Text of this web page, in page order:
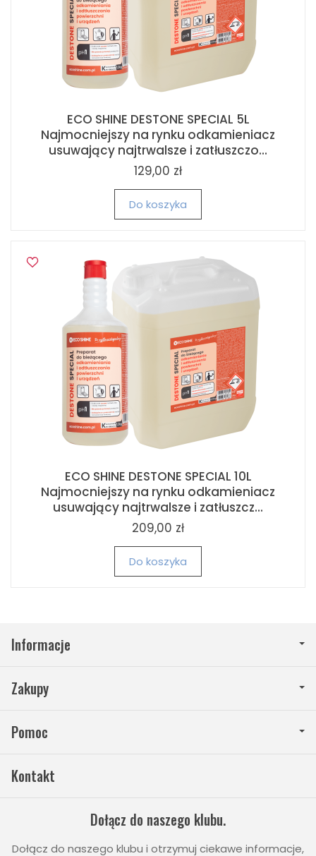
ECO SHINE DESTONE SPECIAL 5L
Najmocniejszy na rynku odkamieniacz
usuwający najtrwalsze i zatłuszczo...
129,00 zł
Do koszyka
ECO SHINE DESTONE SPECIAL 10L
Najmocniejszy na rynku odkamieniacz
usuwający najtrwalsze i zatłuszcz...
209,00 zł
Do koszyka
Informacje
Zakupy
Pomoc
Kontakt
Dołącz do naszego klubu.
Dołącz do naszego klubu i otrzymuj ciekawe informacje,